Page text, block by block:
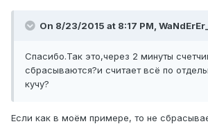
On 8/23/2015 at 8:17 PM,
Спасибо.Так это,через 2 минуты
сбрасываются?и считает всё по
кучу?
Если как в моём примере, то не